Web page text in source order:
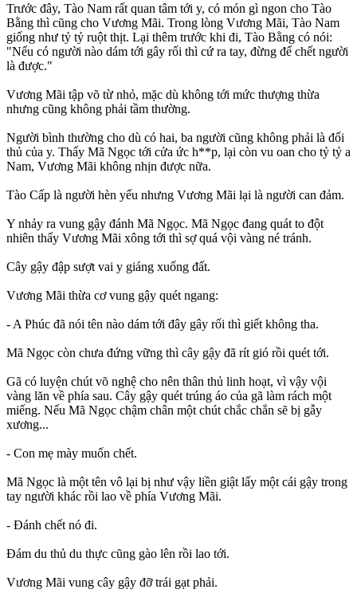
Trước đây, Tào Nam rất quan tâm tới y, có món gì ngon cho Tào
Bằng thì cũng cho Vương Mãi. Trong lòng Vương Mãi, Tào Nam
giống như tỷ tỷ ruột thịt. Lại thêm trước khi đi, Tào Bằng có nói:
"Nếu có người nào dám tới gây rối thì cứ ra tay, đừng để chết người
là được."
Vương Mãi tập võ từ nhỏ, mặc dù không tới mức thượng thừa
nhưng cũng không phải tầm thường.
Người bình thường cho dù có hai, ba người cũng không phải là đối
thủ của y. Thấy Mã Ngọc tới cửa ức h**p, lại còn vu oan cho tỷ tỷ a
Nam, Vương Mãi không nhịn được nữa.
Tào Cấp là người hèn yếu nhưng Vương Mãi lại là người can đảm.
Y nhảy ra vung gậy đánh Mã Ngọc. Mã Ngọc đang quát to đột
nhiên thấy Vương Mãi xông tới thì sợ quá vội vàng né tránh.
Cây gậy đập sượt vai y giáng xuống đất.
Vương Mãi thừa cơ vung gậy quét ngang:
- A Phúc đã nói tên nào dám tới đây gây rối thì giết không tha.
Mã Ngọc còn chưa đứng vững thì cây gậy đã rít gió rồi quét tới.
Gã có luyện chút võ nghệ cho nên thân thủ linh hoạt, vì vậy vội
vàng lăn về phía sau. Cây gậy quét trúng áo của gã làm rách một
miếng. Nếu Mã Ngọc chậm chân một chút chắc chắn sẽ bị gẫy
xương...
- Con mẹ mày muốn chết.
Mã Ngọc là một tên vô lại bị như vậy liền giật lấy một cái gậy trong
tay người khác rồi lao về phía Vương Mãi.
- Đánh chết nó đi.
Đám du thủ du thực cũng gào lên rồi lao tới.
Vương Mãi vung cây gậy đỡ trái gạt phải.